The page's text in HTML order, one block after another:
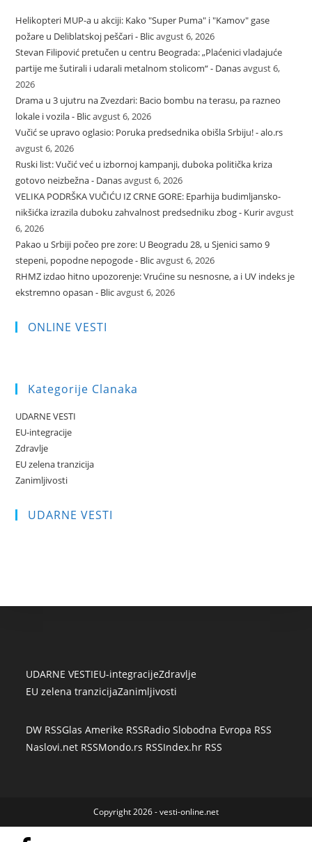
Helikopteri MUP-a u akciji: Kako "Super Puma" i "Kamov" gase
požare u Deliblatskoj peščari - Blicavgust 6, 2026
Stevan Filipović pretučen u centru Beograda: „Plaćenici vladajuće
partije me šutirali i udarali metalnom stolicom“ - Danasavgust 6,
2026
Drama u 3 ujutru na Zvezdari: Bacio bombu na terasu, pa razneo
lokale i vozila - Blicavgust 6, 2026
Vučić se upravo oglasio: Poruka predsednika obišla Srbiju! - alo.rs
avgust 6, 2026
Ruski list: Vučić već u izbornoj kampanji, duboka politička kriza
gotovo neizbežna - Danasavgust 6, 2026
VELIKA PODRŠKA VUČIĆU IZ CRNE GORE: Eparhija budimljansko-
nikšićka izrazila duboku zahvalnost predsedniku zbog - Kuriravgust
6, 2026
Pakao u Srbiji počeo pre zore: U Beogradu 28, u Sjenici samo 9
stepeni, popodne nepogode - Blicavgust 6, 2026
RHMZ izdao hitno upozorenje: Vrućine su nesnosne, a i UV indeks je
ekstremno opasan - Blicavgust 6, 2026
ONLINE VESTI
Kategorije Clanaka
UDARNE VESTI
EU-integracije
Zdravlje
EU zelena tranzicija
Zanimljivosti
UDARNE VESTI
UDARNE VESTIEU-integracijeZdravlje
EU zelena tranzicijaZanimljivosti
DW RSSGlas Amerike RSSRadio Slobodna Evropa RSS
Naslovi.net RSSMondo.rs RSSIndex.hr RSS
Copyright 2026 - vesti-online.net